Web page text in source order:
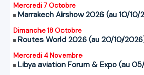
Mercredi 7 Octobre
Marrakech Airshow 2026 (au 10/10/
Dimanche 18 Octobre
Routes World 2026 (au 20/10/
Mercredi 4 Novembre
Libya aviation Forum & Expo (au